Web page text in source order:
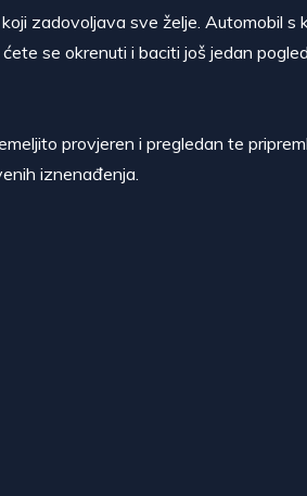
zadovoljava sve želje. Automobil s
se okrenuti i baciti još jedan
provjeren i pregledan te
iznenađenja.